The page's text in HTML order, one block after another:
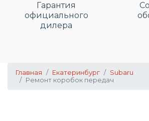
Гарантия
официального
дилера
Главная Екатеринбург
Subaru
Ремонт коробок передач